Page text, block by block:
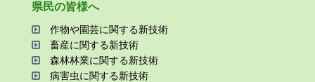
県⺠の皆様へ
作物や園芸に関する新技術
畜産に関する新技術
森林林業に関する新技術
病害⾍に関する新技術